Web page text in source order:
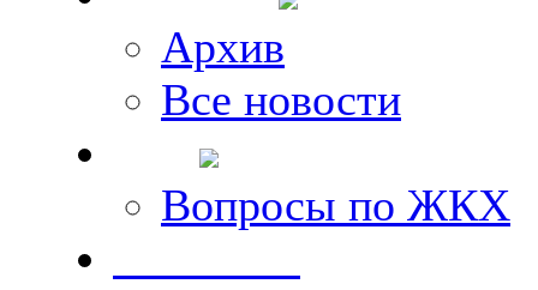
Архив
Все новости
Вопросы по ЖКХ